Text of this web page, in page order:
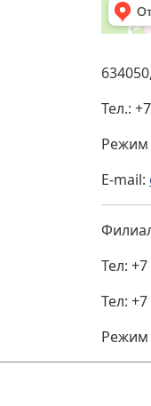
Тел.:
Режим
E-mail:
Тел:
Тел:
Режим